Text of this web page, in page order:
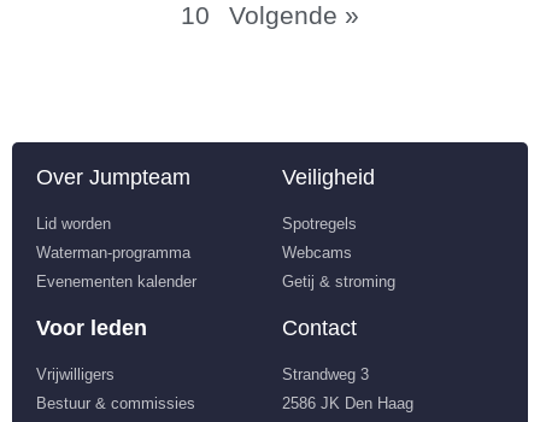
10
Volgende »
Over Jumpteam
Lid worden
Waterman-programma
Evenementen kalender
Veiligheid
Spotregels
Webcams
Getij & stroming
Voor leden
Vrijwilligers
Bestuur & commissies
Contact
Strandweg 3
2586 JK Den Haag